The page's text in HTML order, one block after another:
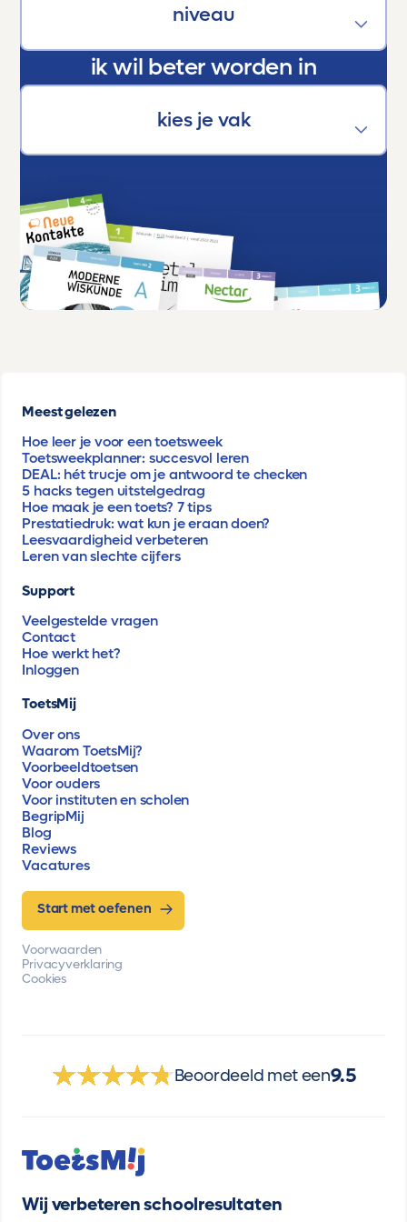
ik wil beter worden in
Meest gelezen
Hoe leer je voor een toetsweek
Toetsweekplanner: succesvol leren
DEAL: hét trucje om je antwoord te checken
5 hacks tegen uitstelgedrag
Hoe maak je een toets? 7 tips
Prestatiedruk: wat kun je eraan doen?
Leesvaardigheid verbeteren
Leren van slechte cijfers
Support
Veelgestelde vragen
Contact
Hoe werkt het?
Inloggen
ToetsMij
Over ons
Waarom ToetsMij?
Voorbeeldtoetsen
Voor ouders
Voor instituten en scholen
BegripMij
Blog
Reviews
Vacatures
Start met oefenen
Voorwaarden
Privacyverklaring
Cookies
Beoordeeld met een9.5
Wij verbeteren schoolresultaten